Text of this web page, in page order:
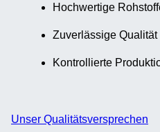
Hochwertige
Zuverlässige Qualität
Kontrollierte
Unser Qualitätsversprechen